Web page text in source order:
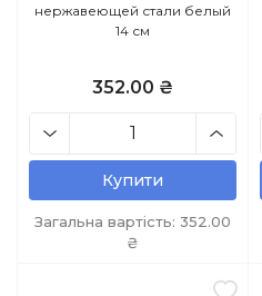
нержавеющей стали белый
14 см
352.00 ₴
Купити
Загальна вартість: 352.00
₴